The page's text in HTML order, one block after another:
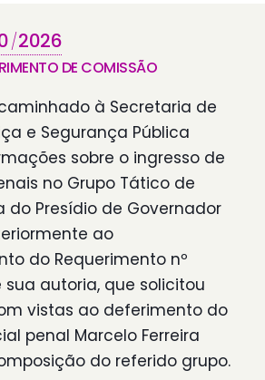
/2026
DE COMISSÃO
à Secretaria de
e Segurança Pública
sobre o ingresso de
no Grupo Tático de
do Presídio de Governador
ao
do Requerimento nº
sua autoria, que solicitou
vistas ao deferimento do
penal Marcelo Ferreira
do referido grupo.